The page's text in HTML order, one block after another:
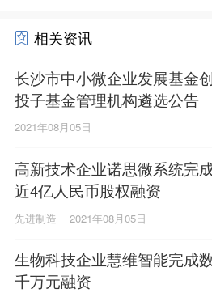
相关资讯
长沙市中小微企业发展基金
投子基金管理机构遴选公告
2021年08月05日
高新技术企业诺思微系统完
近4亿人民币股权融资
先进制造 2021年08月05日
生物科技企业慧维智能完成
千万元融资